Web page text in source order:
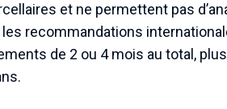
et ne permettent pas
recommandations
de 2 ou 4 mois au total,